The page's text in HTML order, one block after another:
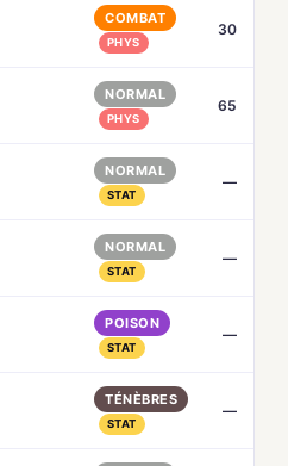
COMBAT
PHYS
30
NORMAL
PHYS
65
NORMAL
STAT
—
NORMAL
STAT
—
POISON
STAT
—
TÉNÈBRES
STAT
—